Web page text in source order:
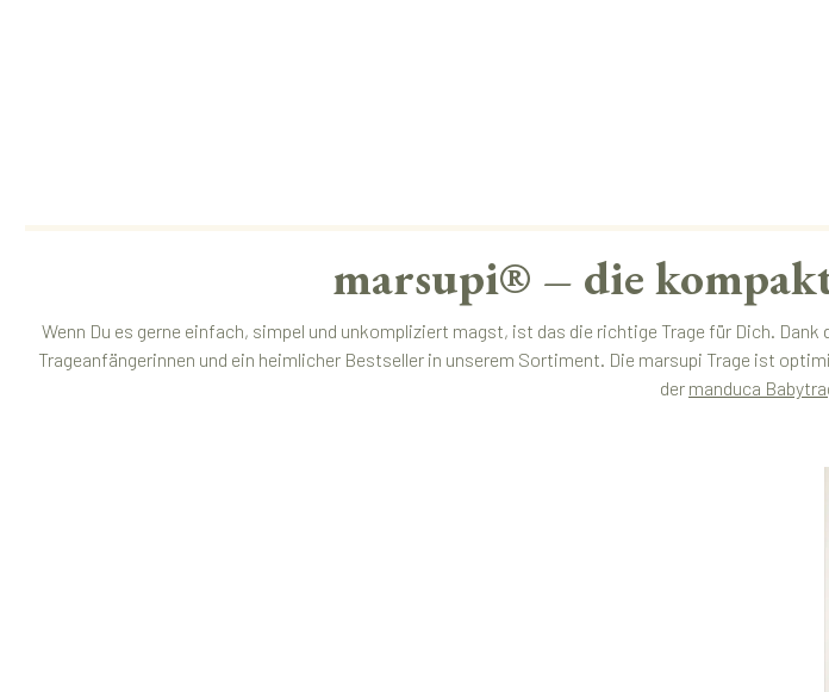
marsupi® – die
Wenn Du es gerne einfach, simpel und unkompliziert magst, ist das die richtige Trage für Dich.
Trageanfängerinnen und ein heimlicher Bestseller in unserem Sortiment. Die marsupi Trage ist
der manduca